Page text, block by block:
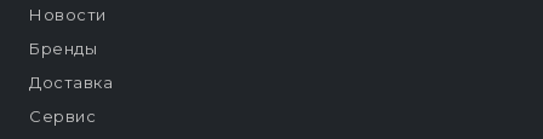
Новости
Бренды
Доставка
Сервис